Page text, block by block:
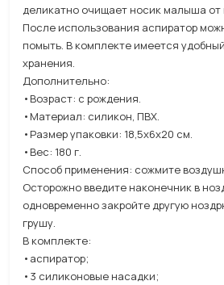
деликатно очищает носик малыша от
После использования аспиратор
помыть. В комплекте имеется
хранения.
Дополнительно:
•Возраст: с рождения.
•Материал: силикон, ПВХ.
•Размер упаковки: 18,5х6х20 см.
•Вес: 180 г.
Способ применения: сожмите
Осторожно введите наконечник в
одновременно закройте другую
грушу.
В комплекте:
•аспиратор;
•3 силиконовые насадки;